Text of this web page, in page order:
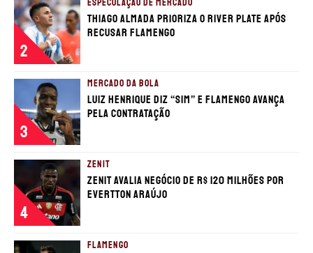
2
Thiago Almada prioriza o River Plate após
recusar Flamengo
3
MERCADO DA BOLA
Luiz Henrique diz “sim” e Flamengo avança
pela contratação
4
ZENIT
Zenit avalia negócio de R$ 120 milhões por
Evertton Araújo
FLAMENGO